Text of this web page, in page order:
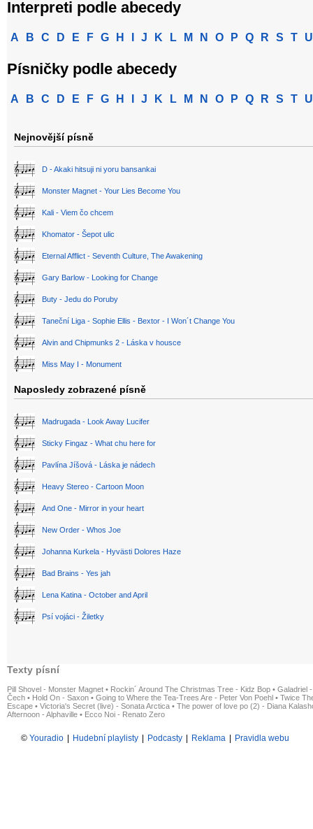
Interpreti podle abecedy
A B C D E F G H J K L M N O P Q R S T U
Písničky podle abecedy
A B C D E F G H J K L M N O P Q R S T U
Nejnovější písně
D - Akaki hitsuji ni yoru bansankai
Monster Magnet - Your Lies Become You
Kali - Viem čo chcem
Khomator - Šepot ulic
Eternal Afflict - Seventh Culture, The Awakening
Gary Barlow - Looking for Change
Buty - Jedu do Poruby
Taneční Liga - Sophie Ellis - Bextor - I Won´t Change You
Alvin and Chipmunks 2 - Láska v housce
Miss May I - Monument
Naposledy zobrazené písně
Madrugada - Look Away Lucifer
Sticky Fingaz - What chu here for
Pavlína Jíšová - Láska je nádech
Heavy Stereo - Cartoon Moon
And One - Mirror in your heart
New Order - Whos Joe
Johanna Kurkela - Hyvästi Dolores Haze
Bad Brains - Yes jah
Lena Katina - October and April
Psí vojáci - Žiletky
Texty písní
Pill Shovel - Monster Magnet • Rockin´ Around The Christmas Tree - Kidz Bop • Galadriel
Čech • Hold On - Saxon • Going to Where the Tea-Trees Are - Peter Von Poehl • Twice
Escape • Victoria's Secret (live) - Sonata Arctica • The power of love po (2) - Diana
Afternoon - Alphaville • Ecco Noi - Renato Zero
© Youradio Hudební playlisty Podcasty Reklama Pravidla webu